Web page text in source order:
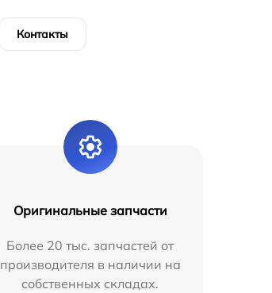
Контакты
Оригинальные запчасти
Более 20 тыс. запчастей от
производителя в наличии на
собственных складах.